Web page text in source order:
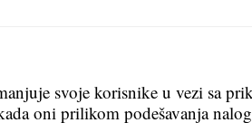
svoje korisnike u vezi sa
oni prilikom podešavanja